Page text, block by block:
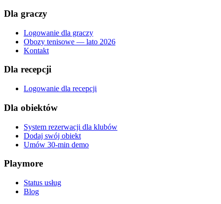
Dla graczy
Logowanie dla graczy
Obozy tenisowe — lato 2026
Kontakt
Dla recepcji
Logowanie dla recepcji
Dla obiektów
System rezerwacji dla klubów
Dodaj swój obiekt
Umów 30-min demo
Playmore
Status usług
Blog